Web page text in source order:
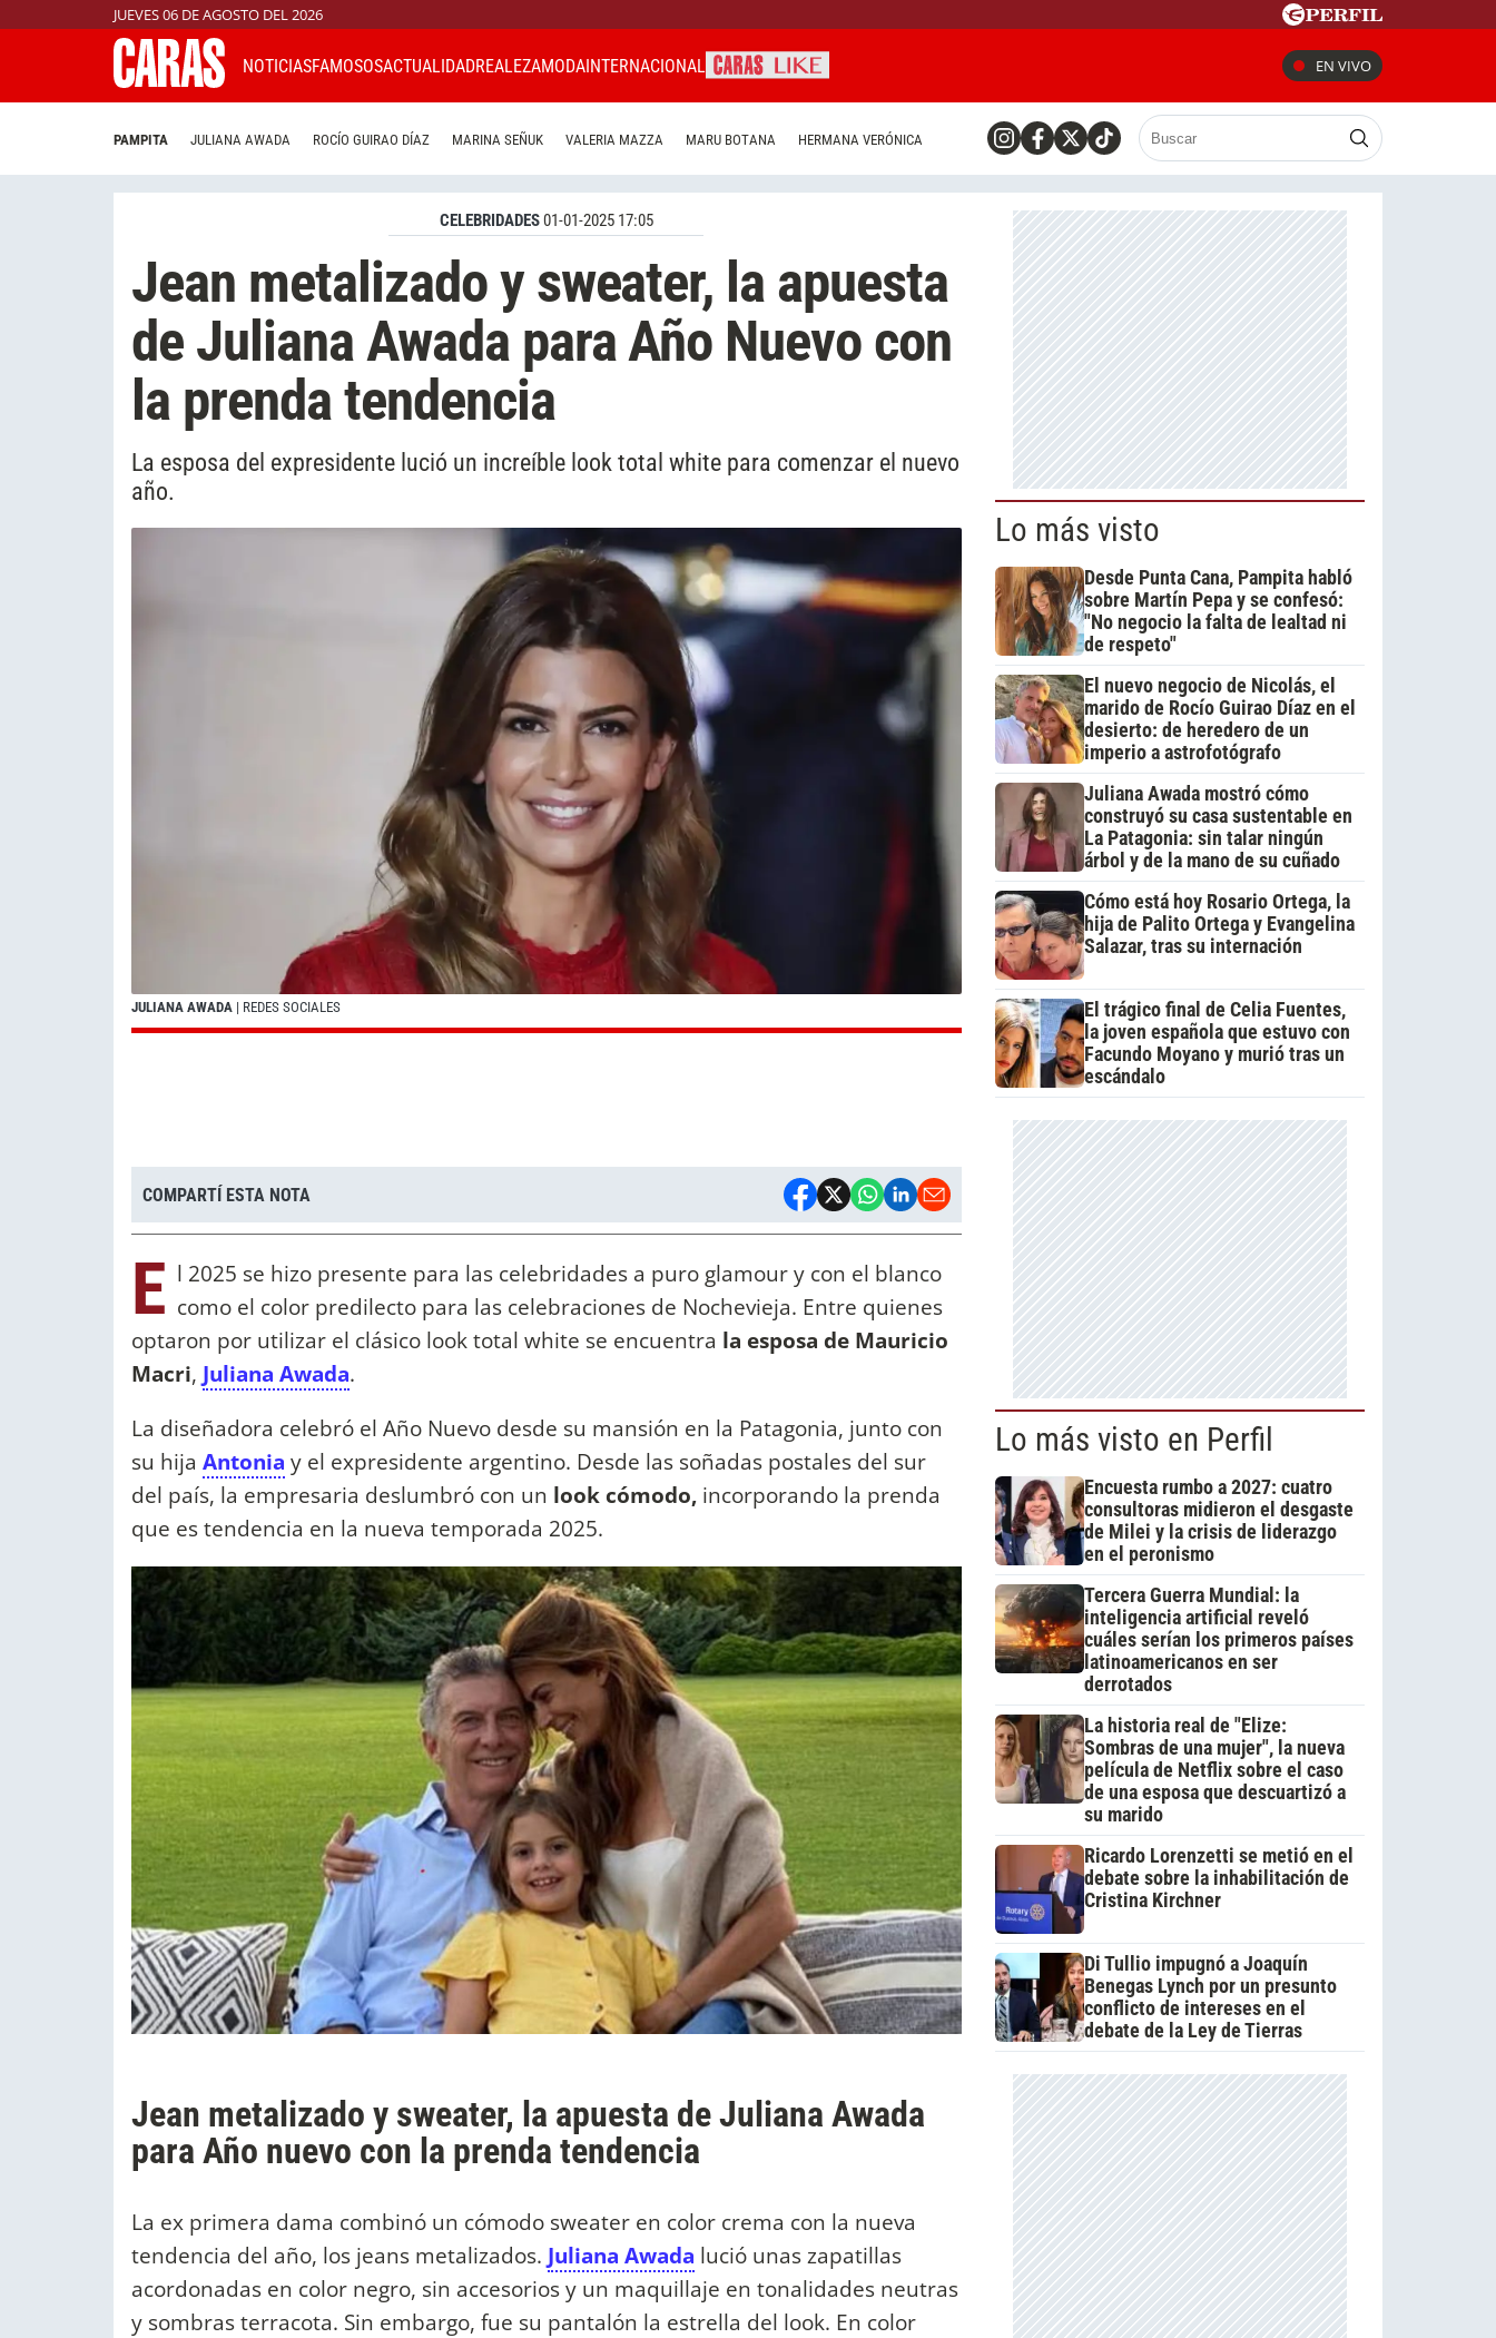
JUEVES 06 DE AGOSTO DEL 2026
NOTICIASFAMOSOSACTUALIDADREALEZAMODAINTERNACIONAL EN VIVO
PAMPITA JULIANA AWADA ROCÍO GUIRAO DÍAZ MARINA SEÑUK VALERIA MAZZA MARU BOTANA HERMANA VERÓNICA
CELEBRIDADES01-01-2025 17:05
Jean metalizado y sweater, la apuesta
de Juliana Awada para Año Nuevo con
la prenda tendencia
La esposa del expresidente lució un increíble look total white para comenzar el nuevo
año.
JULIANA AWADA | REDES SOCIALES
COMPARTÍ ESTA NOTA
E l 2025 se hizo presente para las celebridades a puro glamour y con el blanco
como el color predilecto para las celebraciones de Nochevieja. Entre quienes
optaron por utilizar el clásico look total white se encuentra la esposa de Mauricio
Macri, Juliana Awada.
La diseñadora celebró el Año Nuevo desde su mansión en la Patagonia, junto con
su hija Antonia y el expresidente argentino. Desde las soñadas postales del sur
del país, la empresaria deslumbró con un look cómodo, incorporando la prenda
que es tendencia en la nueva temporada 2025.
Jean metalizado y sweater, la apuesta de Juliana Awada
para Año nuevo con la prenda tendencia
La ex primera dama combinó un cómodo sweater en color crema con la nueva
tendencia del año, los jeans metalizados. Juliana Awada lució unas zapatillas
acordonadas en color negro, sin accesorios y un maquillaje en tonalidades neutras
y sombras terracota. Sin embargo, fue su pantalón la estrella del look. En color
Lo más visto
Desde Punta Cana, Pampita habló
sobre Martín Pepa y se confesó:
"No negocio la falta de lealtad ni
de respeto"
El nuevo negocio de Nicolás, el
marido de Rocío Guirao Díaz en el
desierto: de heredero de un
imperio a astrofotógrafo
Juliana Awada mostró cómo
construyó su casa sustentable en
La Patagonia: sin talar ningún
árbol y de la mano de su cuñado
Cómo está hoy Rosario Ortega, la
hija de Palito Ortega y Evangelina
Salazar, tras su internación
El trágico final de Celia Fuentes,
la joven española que estuvo con
Facundo Moyano y murió tras un
escándalo
Lo más visto en Perfil
Encuesta rumbo a 2027: cuatro
consultoras midieron el desgaste
de Milei y la crisis de liderazgo
en el peronismo
Tercera Guerra Mundial: la
inteligencia artificial reveló
cuáles serían los primeros países
latinoamericanos en ser
derrotados
La historia real de "Elize:
Sombras de una mujer", la nueva
película de Netflix sobre el caso
de una esposa que descuartizó a
su marido
Ricardo Lorenzetti se metió en el
debate sobre la inhabilitación de
Cristina Kirchner
Di Tullio impugnó a Joaquín
Benegas Lynch por un presunto
conflicto de intereses en el
debate de la Ley de Tierras